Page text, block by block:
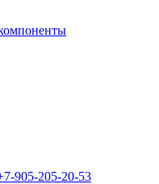
905-205-20-53